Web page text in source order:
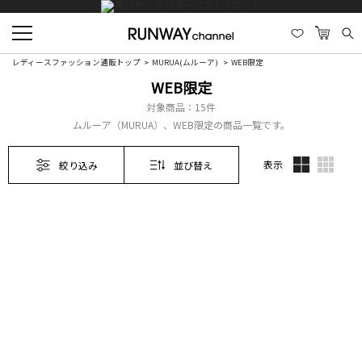
レディースファッション通販トップ MURUA(ムルーア) WEB限定
WEB限定
対象商品： 15件
ムルーア（MURUA）、WEB限定の商品一覧です。
絞り込み 並び替え 表示